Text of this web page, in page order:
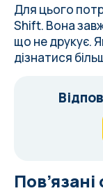
Для цього
Shift. Вона
що не друкує.
дізнатися
Пов’язані